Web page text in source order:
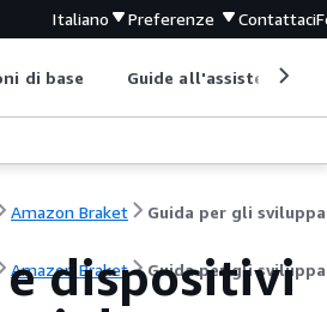
Italiano Preferenze Contattaci
di base Guide all'assistenza
Amazon Braket
Amazon Braket Guida per gli
dispositivi